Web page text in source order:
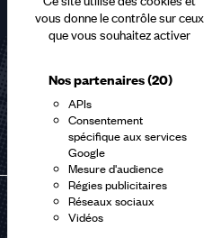
vous donne le contrôle sur ceux
que vous souhaitez activer
Nos partenaires(20)
APIs
Consentement
spécifique aux services
Google
Mesure d'audience
Régies publicitaires
Réseaux sociaux
Vidéos
Contactez-nous ou
plus proche